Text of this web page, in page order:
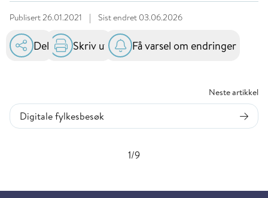
Publisert26.01.2021 | Sist endret 03.06.2026
Del Skriv ut Få varsel om endringer
1/9
Neste artikkel
Digitale fylkesbesøk